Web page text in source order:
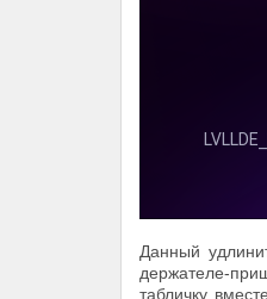
Данный
держателе-
табличку